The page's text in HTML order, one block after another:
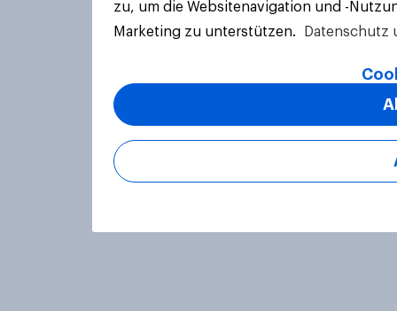
zu, um die Websitenavigation und -
Marketing zu unterstützen.
Datenschutz